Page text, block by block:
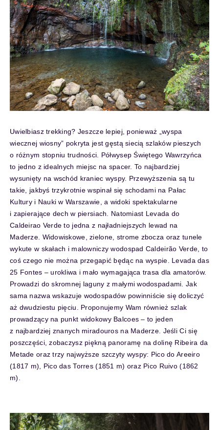
Uwielbiasz trekking? Jeszcze lepiej, ponieważ „wyspa
wiecznej wiosny” pokryta jest gęstą siecią szlaków pieszych
o różnym stopniu trudności. Półwysep Świętego Wawrzyńca
to jedno z idealnych miejsc na spacer. To najbardziej
wysunięty na wschód kraniec wyspy. Przewyższenia są tu
takie, jakbyś trzykrotnie wspinał się schodami na Pałac
Kultury i Nauki w Warszawie, a widoki spektakularne
i zapierające dech w piersiach. Natomiast Levada do
Caldeirao Verde to jedna z najładniejszych lewad na
Maderze. Widowiskowe, zielone, strome zbocza oraz tunele
wykute w skałach i malowniczy wodospad Caldeirão Verde, to
coś czego nie można przegapić będąc na wyspie. Levada das
25 Fontes – urokliwa i mało wymagająca trasa dla amatorów.
Prowadzi do skromnej laguny z małymi wodospadami. Jak
sama nazwa wskazuje wodospadów powinniście się doliczyć
aż dwudziestu pięciu. Proponujemy Wam również szlak
prowadzący na punkt widokowy Balcoes – to jeden
z najbardziej znanych miradouros na Maderze. Jeśli Ci się
poszczęści, zobaczysz piękną panoramę na dolinę Ribeira da
Metade oraz trzy najwyższe szczyty wyspy: Pico do Areeiro
(1817 m), Pico das Torres (1851 m) oraz Pico Ruivo (1862
m).